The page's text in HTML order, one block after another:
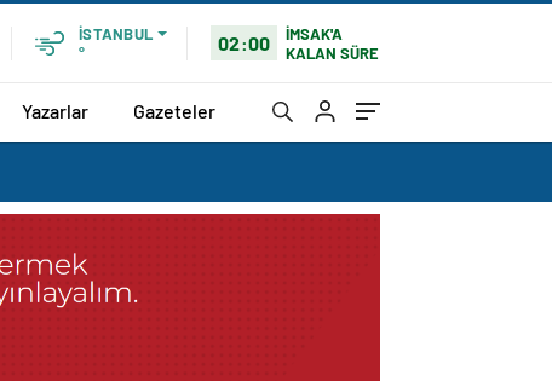
İSTANBUL
°
02:00
İMSAK'A
KALAN SÜRE
Yazarlar Gazeteler